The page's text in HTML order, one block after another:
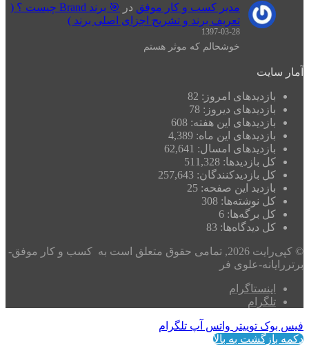
مدیر کسب و کار موفق در
🎯 برند Brand چیست ؟ (
تعریف برند و تشریح اجزای اصلی برند )
1397-03-28
خوشحالم که موثر هستم
آمار سایت
بازدیدهای امروز: 82
بازدیدهای دیروز: 78
بازدیدهای این هفته: 608
بازدیدهای این ماه: 4,389
بازدیدهای امسال: 62,641
کل بازدیدها: 511,328
کل بازدیدکنند‌گان: 257,643
بازدید این صفحه: 25
کل نوشته‌ها: 308
کل برگه‌ها: 6
کل دیدگاه‌ها: 83
© کپی‌رایت 2026, تمامی حقوق متعلق است به کسب و کار موفق-
برتررایانه-علوی فر
اینستاگرام
تلگرام
فیس بوک توییتر واتس آپ تلگرام
دکمه بازگشت به بالا